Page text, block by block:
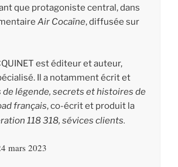
que protagoniste central, dans
Air Cocaïne, diffusée sur
est éditeur et auteur,
Il a notamment écrit et
de légende, secrets et histoires de
français, co-écrit et produit la
118 318, sévices clients.
mars 2023